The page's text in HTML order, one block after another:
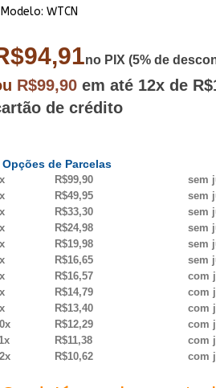
Modelo: WTCN
no PIX (5% de
R$99,90 em até 12x de
de crédito
Opções de Parcelas
R$99,90
sem
R$49,95
sem
R$33,30
sem
R$24,98
sem
R$19,98
sem
R$16,65
sem
R$16,57
com
R$14,79
com
R$13,40
com
R$12,29
com
R$11,38
com
R$10,62 com